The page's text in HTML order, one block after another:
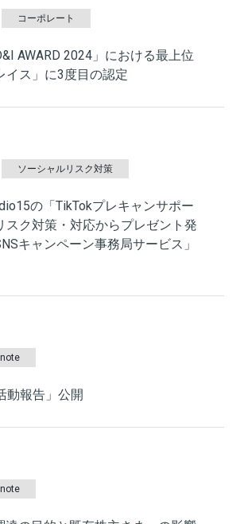
コーポレート
AWARD 2024」における最上位
イス」に3度目の認定
ソーシャルリスク対策
の「TikTokプレキャンサポー
スク対策・対応からプレゼント発
キャンペーン事務局サービス」
note
動報告」公開
note